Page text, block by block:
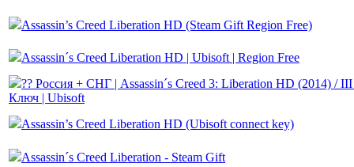
Assassin’s Creed Liberation HD (Steam Gift Region Free)
Assassin´s Creed Liberation HD | Ubisoft | Region Free
?? Россия + СНГ | Assassin´s Creed 3: Liberation HD (2014) / III
Ключ | Ubisoft
Assassin’s Creed Liberation HD (Ubisoft connect key)
Assassin´s Creed Liberation - Steam Gift